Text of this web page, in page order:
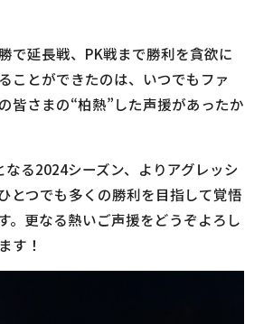
で延長戦、PK戦まで勝利を貪欲に
ことができたのは、いつでもファ
皆さまの“柏熱”した声援があったか
る2024シーズン、よりアグレッシ
とつでも多くの勝利を目指して覚悟
。更なる熱いご声援をどうぞよろし
す！